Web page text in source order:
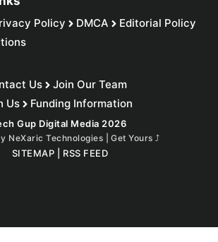
Policy DMCA
Editorial Policy
Us
Join Our Team
Us
Funding Information
Gup Digital Media 2026
NeXaric Technologies | Get Yours⤴︎
SITEMAP RSS FEED